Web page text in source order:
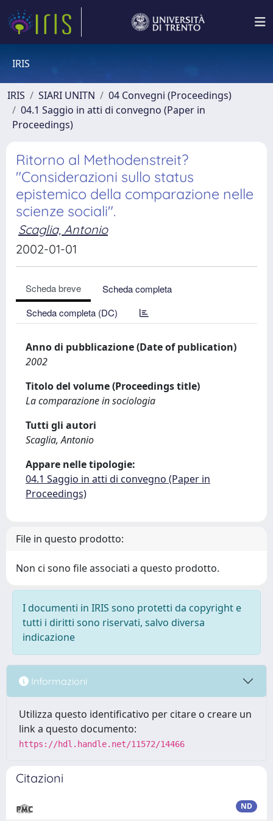
IRIS
IRIS SIARI UNITN
04 Convegni (Proceedings)
04.1 Saggio in atti di convegno (Paper in
Proceedings)
Ritorno al Methodenstreit?
"Considerazioni sullo status
epistemico della comparazione nelle
scienze sociali".
Scaglia, Antonio
2002-01-01
Scheda breve
Scheda completa
Scheda completa (DC)
Anno di pubblicazione (Date of publication)
2002
Titolo del volume (Proceedings title)
La comparazione in sociologia
Tutti gli autori
Scaglia, Antonio
Appare nelle tipologie:
04.1 Saggio in atti di convegno (Paper in
Proceedings)
File in questo prodotto:
Non ci sono file associati a questo prodotto.
I documenti in IRIS sono protetti da copyright e
tutti i diritti sono riservati, salvo diversa
indicazione
Informazioni
Utilizza questo identificativo per citare o creare un
link a questo documento:
https://hdl.handle.net/11572/14466
Citazioni
ND